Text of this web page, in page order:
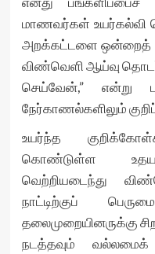
மாணவர்கள் உயர்கல்வி
அறக்கட்டளை ஒன்றைத்
விண்வெளி ஆய்வு
செய்வேன்,” என்று
நேர்காணல்களிலும்
உயர்ந்த
கொண்டுள்ள
வெற்றியடைந்து
நாட்டிற்குப்
தலைமுறையினருக்கு
நடத்தவும் வல்லமைக்